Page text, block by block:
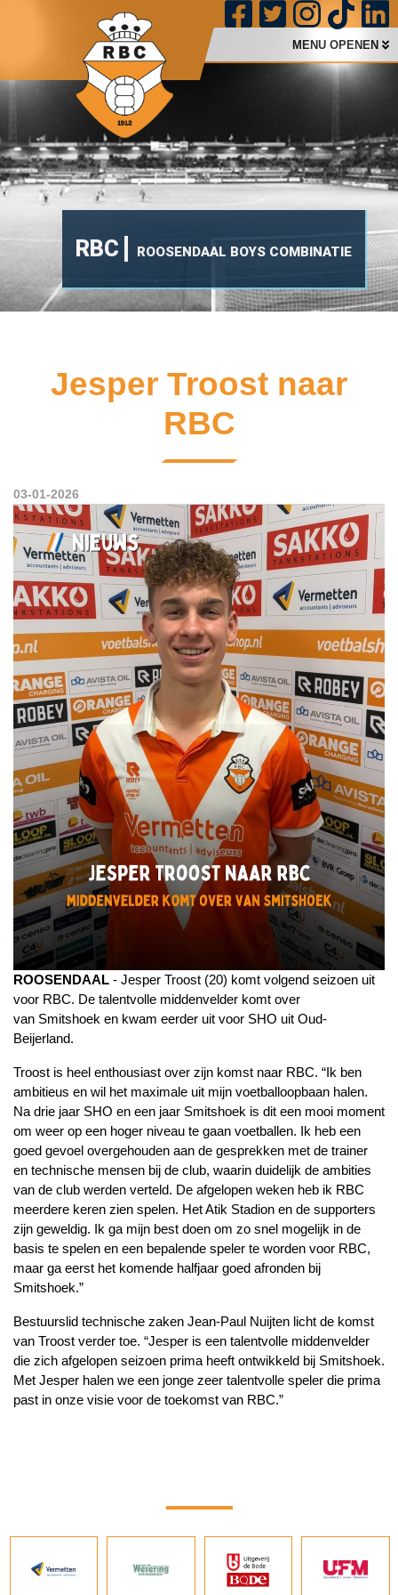
RBC ROOSENDAAL BOYS COMBINATIE
MENU OPENEN
Jesper Troost naar
RBC
03-01-2026
ROOSENDAAL - Jesper Troost (20) komt volgend seizoen uit
voor RBC. De talentvolle middenvelder komt over
van Smitshoek en kwam eerder uit voor SHO uit Oud-
Beijerland.
Troost is heel enthousiast over zijn komst naar RBC. “Ik ben
ambitieus en wil het maximale uit mijn voetballoopbaan halen.
Na drie jaar SHO en een jaar Smitshoek is dit een mooi moment
om weer op een hoger niveau te gaan voetballen. Ik heb een
goed gevoel overgehouden aan de gesprekken met de trainer
en technische mensen bij de club, waarin duidelijk de ambities
van de club werden verteld. De afgelopen weken heb ik RBC
meerdere keren zien spelen. Het Atik Stadion en de supporters
zijn geweldig. Ik ga mijn best doen om zo snel mogelijk in de
basis te spelen en een bepalende speler te worden voor RBC,
maar ga eerst het komende halfjaar goed afronden bij
Smitshoek.”
Bestuurslid technische zaken Jean-Paul Nuijten licht de komst
van Troost verder toe. “Jesper is een talentvolle middenvelder
die zich afgelopen seizoen prima heeft ontwikkeld bij Smitshoek.
Met Jesper halen we een jonge zeer talentvolle speler die prima
past in onze visie voor de toekomst van RBC.”